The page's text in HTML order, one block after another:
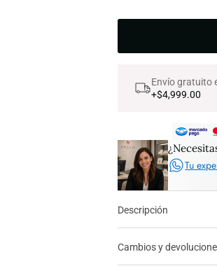
Envío gratuito
+$4,999.00
Tu
Descripción
Cambios y